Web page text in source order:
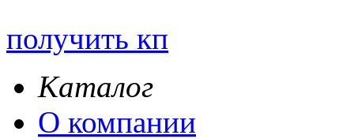
получить кп
Каталог
О компании